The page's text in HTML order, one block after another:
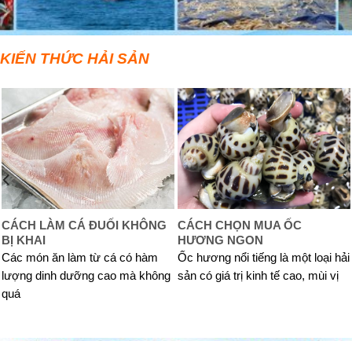
KIẾN THỨC HẢI SẢN
CÁCH LÀM CÁ ĐUỐI KHÔNG
BỊ KHAI
Các món ăn làm từ cá có hàm
lượng dinh dưỡng cao mà không
quá
CÁCH CHỌN MUA ỐC
HƯƠNG NGON
Ốc hương nổi tiếng là một loại hải
sản có giá trị kinh tế cao, mùi vị